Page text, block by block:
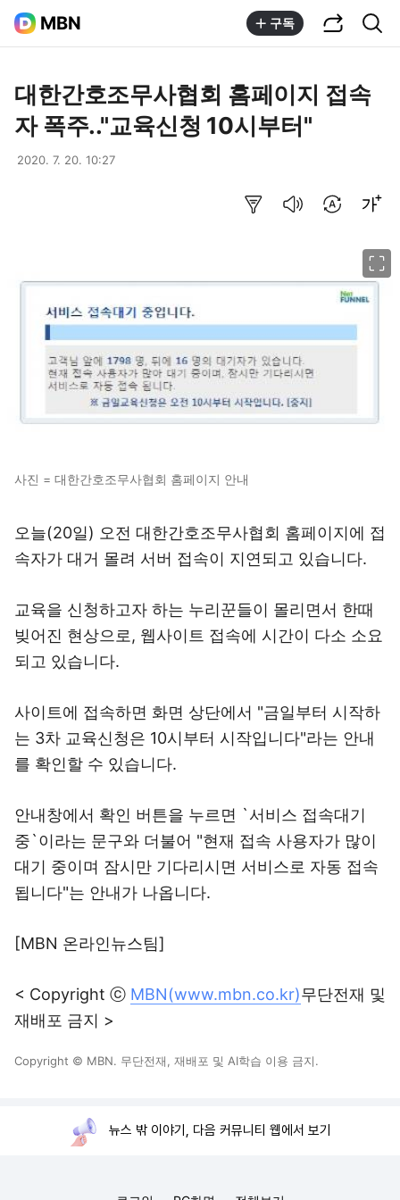
MBN 구독
대한간호조무사협회 홈페이지 접속
자 폭주.."교육신청 10시부터"
2020. 7. 20. 10:27
사진 = 대한간호조무사협회 홈페이지 안내
오늘(20일) 오전 대한간호조무사협회 홈페이지에 접
속자가 대거 몰려 서버 접속이 지연되고 있습니다.
교육을 신청하고자 하는 누리꾼들이 몰리면서 한때
빚어진 현상으로, 웹사이트 접속에 시간이 다소 소요
되고 있습니다.
사이트에 접속하면 화면 상단에서 "금일부터 시작하
는 3차 교육신청은 10시부터 시작입니다"라는 안내
를 확인할 수 있습니다.
안내창에서 확인 버튼을 누르면 `서비스 접속대기
중`이라는 문구와 더불어 "현재 접속 사용자가 많이
대기 중이며 잠시만 기다리시면 서비스로 자동 접속
됩니다"는 안내가 나옵니다.
[MBN 온라인뉴스팀]
< Copyright ⓒ MBN(www.mbn.co.kr)무단전재 및
재배포 금지 >
Copyright © MBN. 무단전재, 재배포 및 AI학습 이용 금지.
뉴스 밖 이야기, 다음 커뮤니티 웹에서 보기